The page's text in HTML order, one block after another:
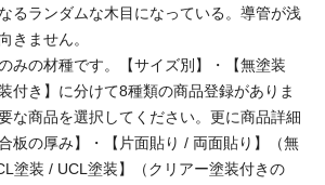
るランダムな木目になっている。導管が浅
きません。
みの材種です。【サイズ別】・【無塗装
付き】に分けて8種類の商品登録がありま
な商品を選択してください。更に商品詳細
板の厚み】・【片面貼り / 両面貼り】（無
塗装 / UCL塗装】（クリアー塗装付きの